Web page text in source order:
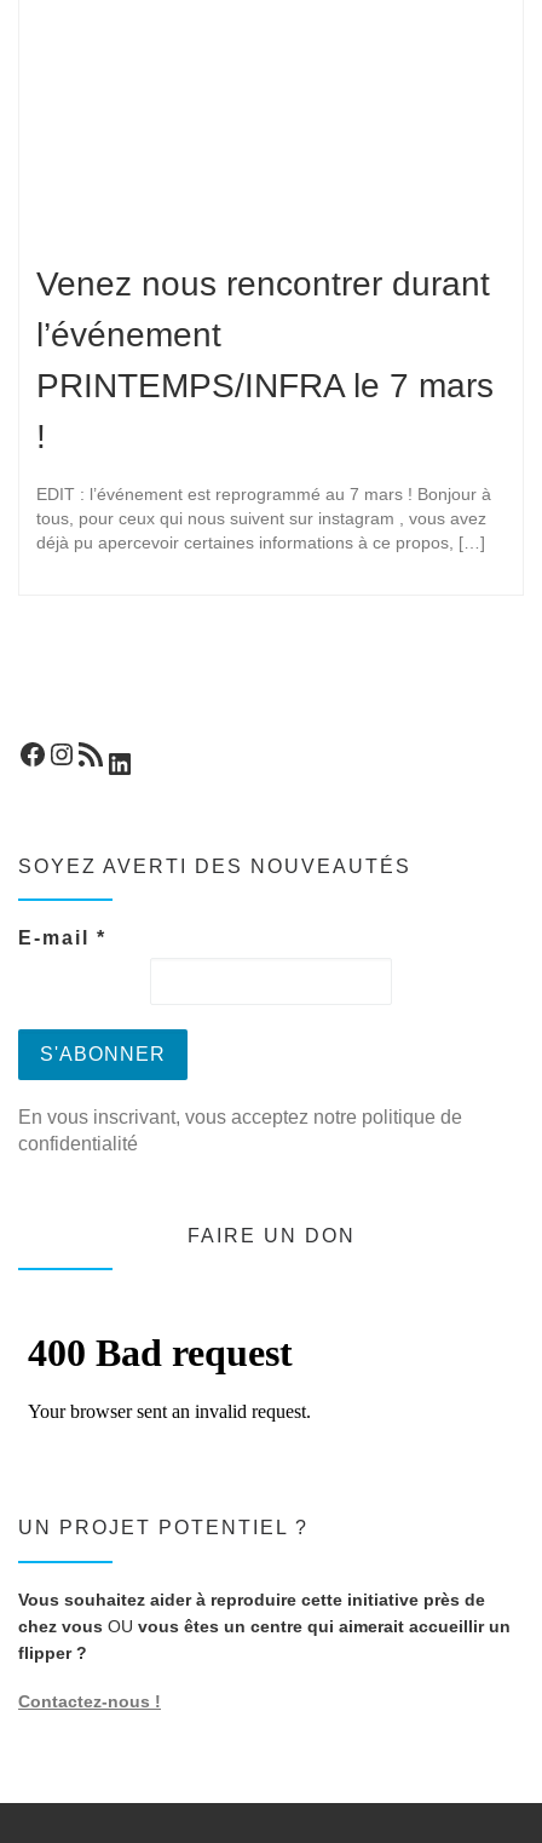
Venez nous rencontrer durant
l’événement
PRINTEMPS/INFRA le 7 mars
!
EDIT : l’événement est reprogrammé au 7 mars ! Bonjour à
tous, pour ceux qui nous suivent sur instagram , vous avez
déjà pu apercevoir certaines informations à ce propos, […]
Facebook
Instagram
Flux RSS
LinkedIn
SOYEZ AVERTI DES NOUVEAUTÉS
E-mail *
En vous inscrivant, vous acceptez notre politique de
confidentialité
FAIRE UN DON
UN PROJET POTENTIEL ?
Vous souhaitez aider à reproduire cette initiative près de
chez vous OU vous êtes un centre qui aimerait accueillir un
flipper ?
Contactez-nous !